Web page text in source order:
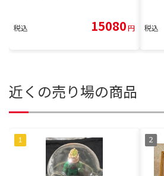
税込 15080円 税込
近くの売り場の商品